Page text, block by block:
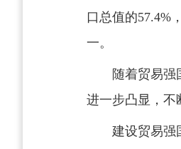
口总值的57.4%
一。
随着贸易强
进一步凸显，不
建设贸易强